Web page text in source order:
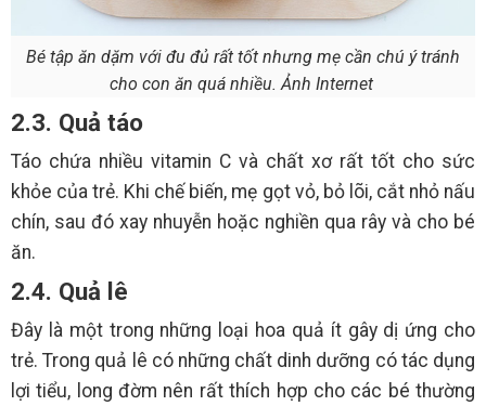
Bé tập ăn dặm với đu đủ rất tốt nhưng mẹ cần chú ý tránh
cho con ăn quá nhiều. Ảnh Internet
2.3. Quả táo
Táo chứa nhiều vitamin C và chất xơ rất tốt cho sức
khỏe của trẻ. Khi chế biến, mẹ gọt vỏ, bỏ lõi, cắt nhỏ nấu
chín, sau đó xay nhuyễn hoặc nghiền qua rây và cho bé
ăn.
2.4. Quả lê
Đây là một trong những loại hoa quả ít gây dị ứng cho
trẻ. Trong quả lê có những chất dinh dưỡng có tác dụng
lợi tiểu, long đờm nên rất thích hợp cho các bé thường